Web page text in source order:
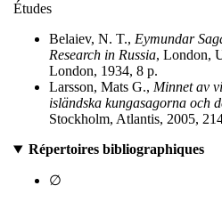
Études
Belaiev, N. T., Eymundar
Research in Russia, London,
London, 1934, 8 p.
Larsson, Mats G., Minnet av
isländska kungasagorna och
Stockholm, Atlantis, 2005,
Répertoires bibliographiques
∅